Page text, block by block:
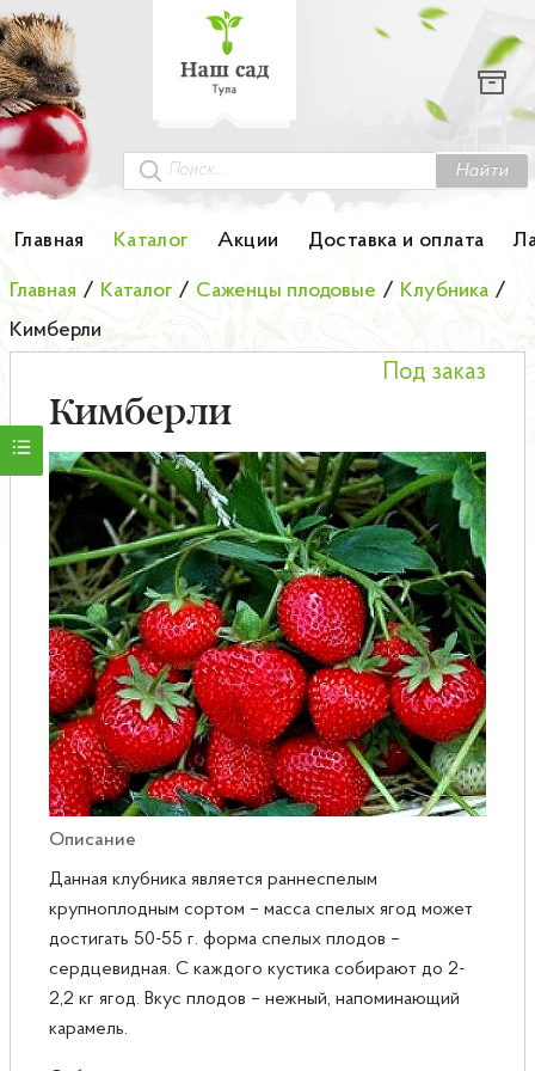
Найти
Главная Каталог Акции Доставка и оплата
Каталог
Гортензии
Грунты
Колоновидные деревья
Лук-севок
Малина
Мини-деревья
НОВИНКА Английские и Японские розы
Саженцы плодовые
Сирень
Главная / Каталог / Саженцы плодовые / Клубника /
Кимберли
Кимберли
Под заказ
Описание
Данная клубника является раннеспелым
крупноплодным сортом – масса спелых ягод может
достигать 50-55 г. форма спелых плодов –
сердцевидная. С каждого кустика собирают до 2-
2,2 кг ягод. Вкус плодов – нежный, напоминающий
карамель.